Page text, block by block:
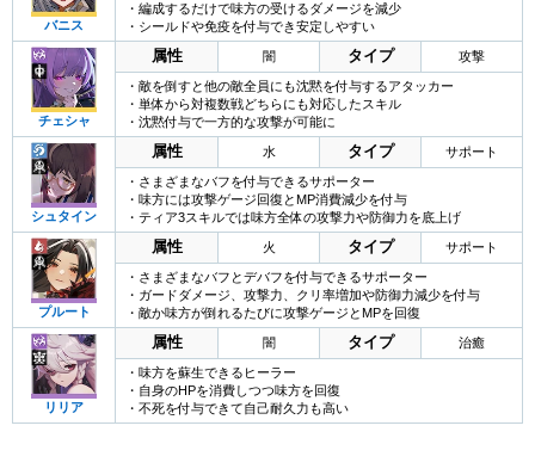
バニス
・編成するだけで味方の受けるダメージを減少
・シールドや免疫を付与でき安定しやすい
チェシャ
属性 闇 タイプ 攻撃
・敵を倒すと他の敵全員にも沈黙を付与するアタッカー
・単体から対複数戦どちらにも対応したスキル
・沈黙付与で一方的な攻撃が可能に
シュタイン
属性 水 タイプ サポート
・さまざまなバフを付与できるサポーター
・味方には攻撃ゲージ回復とMP消費減少を付与
・ティア3スキルでは味方全体の攻撃力や防御力を底上げ
プルート
属性 火 タイプ サポート
・さまざまなバフとデバフを付与できるサポーター
・ガードダメージ、攻撃力、クリ率増加や防御力減少を付与
・敵か味方が倒れるたびに攻撃ゲージとMPを回復
リリア
属性 闇 タイプ 治癒
・味方を蘇生できるヒーラー
・自身のHPを消費しつつ味方を回復
・不死を付与できて自己耐久力も高い